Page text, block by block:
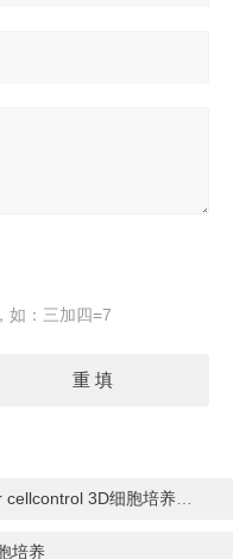
如：三加四=7
3D细胞培养系统
培养